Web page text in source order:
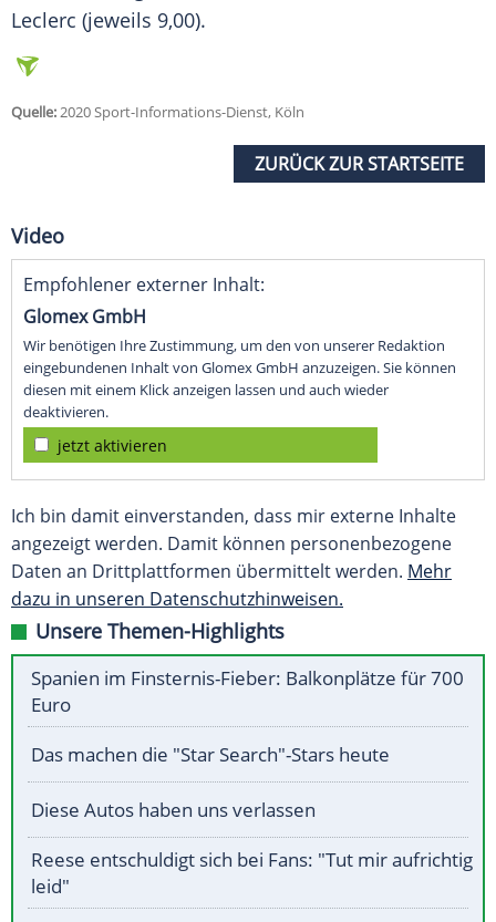
Leclerc (jeweils 9,00).
Quelle:2020 Sport-Informations-Dienst, Köln
ZURÜCK ZUR STARTSEITE
Video
Empfohlener externer Inhalt:
Glomex GmbH
Wir benötigen Ihre Zustimmung, um den von unserer Redaktion
eingebundenen Inhalt von Glomex GmbH anzuzeigen. Sie können
diesen mit einem Klick anzeigen lassen und auch wieder
deaktivieren.
jetzt aktivieren
Ich bin damit einverstanden, dass mir externe Inhalte
angezeigt werden. Damit können personenbezogene
Daten an Drittplattformen übermittelt werden. Mehr
dazu in unseren Datenschutzhinweisen.
Unsere Themen-Highlights
Spanien im Finsternis-Fieber: Balkonplätze für 700
Euro
Das machen die "Star Search"-Stars heute
Diese Autos haben uns verlassen
Reese entschuldigt sich bei Fans: "Tut mir aufrichtig
leid"